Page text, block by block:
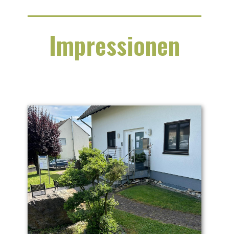
Impressionen